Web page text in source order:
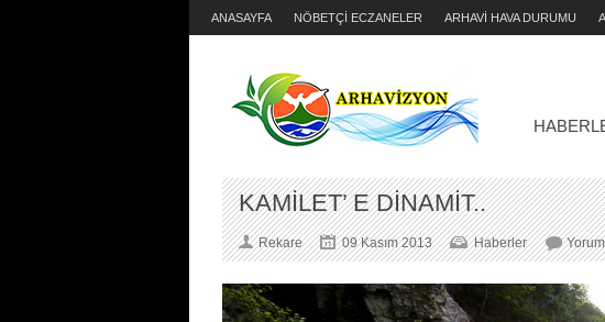
ANASAYFA NÖBETÇİ ECZANELER ARHAVİ HAVA DURUMU
KAMİLET’ E DİNAMİT..
Rekare 09 Kasım 2013 Haberler